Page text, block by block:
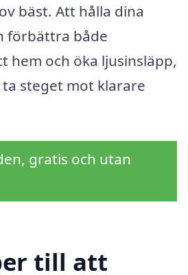
bäst. Att hålla dina
förbättra både
hem och öka ljusinsläpp,
steget mot klarare
gratis och utan
till att